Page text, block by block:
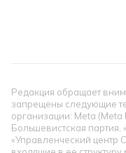
Редакция обращает
запрещены следующие
организации: Meta
Большевистская партия,
«Управленческий центр